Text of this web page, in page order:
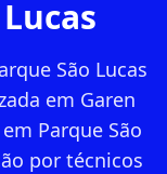
São Lucas
em Garen
Parque São
por técnicos